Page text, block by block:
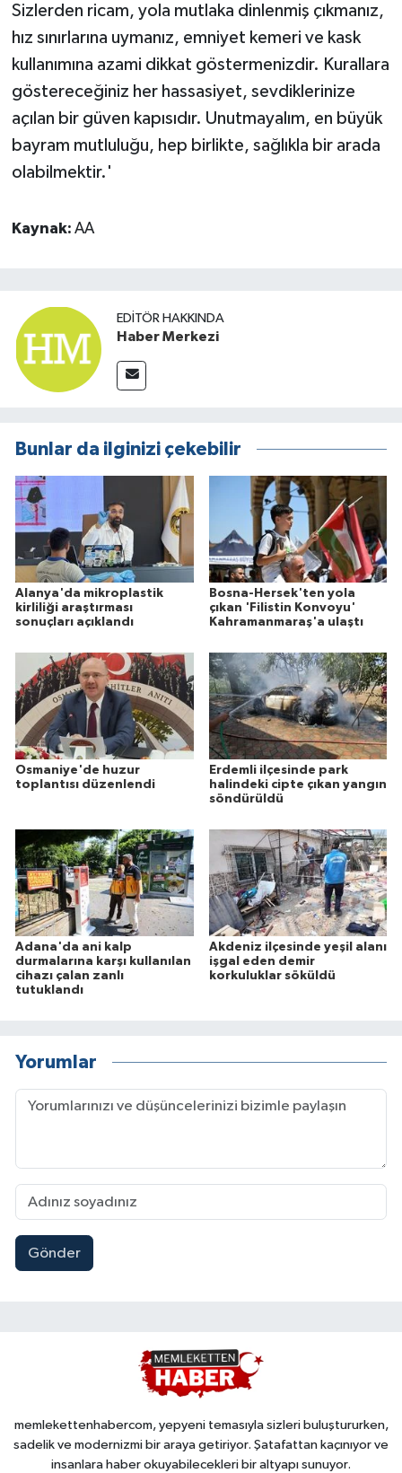
Sizlerden ricam, yola mutlaka dinlenmiş çıkmanız,
hız sınırlarına uymanız, emniyet kemeri ve kask
kullanımına azami dikkat göstermenizdir. Kurallara
göstereceğiniz her hassasiyet, sevdiklerinize
açılan bir güven kapısıdır. Unutmayalım, en büyük
bayram mutluluğu, hep birlikte, sağlıkla bir arada
olabilmektir.'
Kaynak: AA
EDITÖR HAKKINDA
Haber Merkezi
Bunlar da ilginizi çekebilir
Alanya'da mikroplastik
kirliliği araştırması
sonuçları açıklandı
Bosna-Hersek'ten yola
çıkan 'Filistin Konvoyu'
Kahramanmaraş'a ulaştı
Osmaniye'de huzur
toplantısı düzenlendi
Erdemli ilçesinde park
halindeki cipte çıkan yangın
söndürüldü
Adana'da ani kalp
durmalarına karşı kullanılan
cihazı çalan zanlı
tutuklandı
Akdeniz ilçesinde yeşil alanı
işgal eden demir
korkuluklar söküldü
Yorumlar
Gönder
memlekettenhabercom, yepyeni temasıyla sizleri buluştururken,
sadelik ve modernizmi bir araya getiriyor. Şatafattan kaçınıyor ve
insanlara haber okuyabilecekleri bir altyapı sunuyor.